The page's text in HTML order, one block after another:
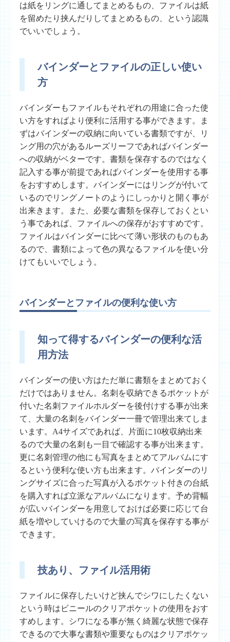
は紙をリングに通してまとめるもの、ファイルは紙
を留めたり挟んだりしてまとめるもの、という認識
でいいでしょう。
バインダーとファイルの正しい使い
方
バインダーもファイルもそれぞれの用途に合った使
い方をすればより便利に活用する事ができます。ま
ずはバインダーの収納に向いている書類ですが、リ
ング用の穴があるルーズリーフであればバインダー
への収納がベターです。書類を保存するのではなく
記入する事が前提であればバインダーを使用する事
をおすすめします。バインダーにはリングが付いて
いるのでリングノートのようにしっかりと開く事が
出来きます。また、必要な書類を保存しておくとい
う事であれば、ファイルへの保存がおすすめです。
ファイルはバインダーに比べて薄い形状のものもあ
るので、書類によって色の異なるファイルを使い分
けてもいいでしょう。
バインダーとファイルの便利な使い方
知って得するバインダーの便利な活
用方法
バインダーの使い方はただ単に書類をまとめておく
だけではありません。名刺を収納できるポケットが
付いた名刺ファイルホルダーを後付けする事が出来
て、大量の名刺をバインダー一冊で管理出来てしま
います。A4サイズであれば、片面に10枚収納出来
るので大量の名刺も一目で確認する事が出来ます。
更に名刺管理の他にも写真をまとめてアルバムにす
るという便利な使い方も出来ます。バインダーのリ
ングサイズに合った写真が入るポケット付きの台紙
を購入すれば立派なアルバムになります。予め背幅
が広いバインダーを用意しておけば必要に応じて台
紙を増やしていけるので大量の写真を保存する事が
できます。
技あり、ファイル活用術
ファイルに保存したいけど挟んでシワにしたくない
という時はビニールのクリアポケットの使用をおす
すめします。シワになる事が無く綺麗な状態で保存
できるので大事な書類や重要なものはクリアポケッ